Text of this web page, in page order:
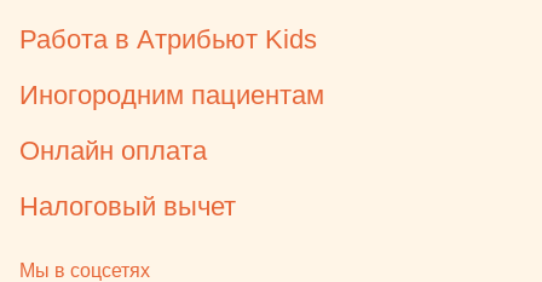
Работа в Атрибьют Kids
Иногородним пациентам
Онлайн оплата
Налоговый вычет
Мы в соцсетях